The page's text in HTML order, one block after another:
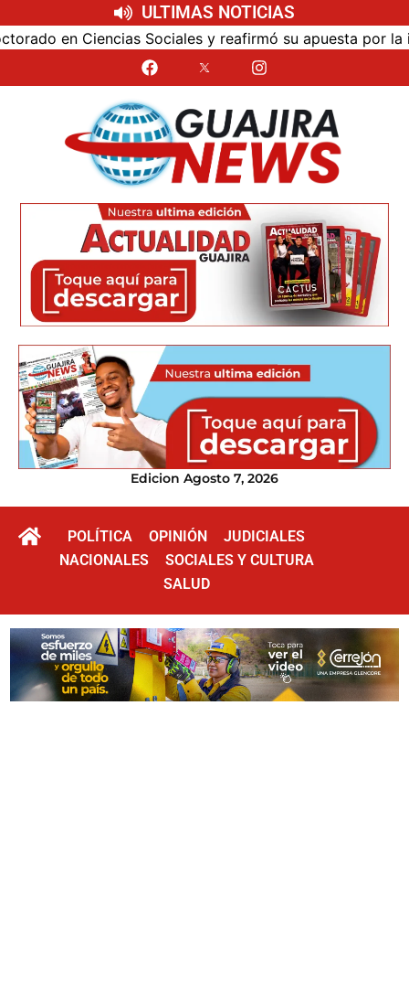
ULTIMAS NOTICIAS
y reafirmó su apuesta por la investigación con
Edicion Agosto 7, 2026
POLÍTICA OPINIÓN
JUDICIALES
NACIONALES
SOCIALES Y CULTURA
SALUD